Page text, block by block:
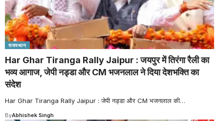
राजस्थान
Har Ghar Tiranga Rally Jaipur : जयपुर में तिरंगा रैली का
भव्य आगाज, जेपी नड्डा और CM भजनलाल ने दिया देशभक्ति का
संदेश
Har Ghar Tiranga Rally Jaipur : जेपी नड्डा और CM भजनलाल की…
ByAbhishek Singh